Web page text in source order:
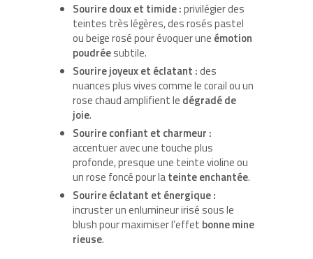
Sourire doux et timide :privilégier des
teintes très légères, des rosés pastel
ou beige rosé pour évoquer une émotion
poudréesubtile.
Sourire joyeux et éclatant :des
nuances plus vives comme le corail ou un
rose chaud amplifient le dégradé de
joie.
Sourire confiant et charmeur :
accentuer avec une touche plus
profonde, presque une teinte violine ou
un rose foncé pour lateinte enchantée.
Sourire éclatant et énergique :
incruster un enlumineur irisé sous le
blush pour maximiser l’effet bonne mine
rieuse.